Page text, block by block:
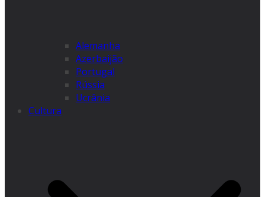
Alemanha
Azerbaijão
Portugal
Rússia
Ucrânia
Cultura